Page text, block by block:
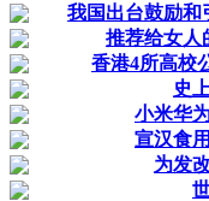
我国出台鼓励和
推荐给女人
香港4所高校
史
小米华
宣汉食
为发